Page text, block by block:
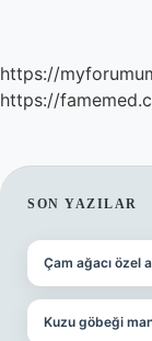
https://
https://
SON YAZILAR
Çam ağacı özel
Kuzu göbeği